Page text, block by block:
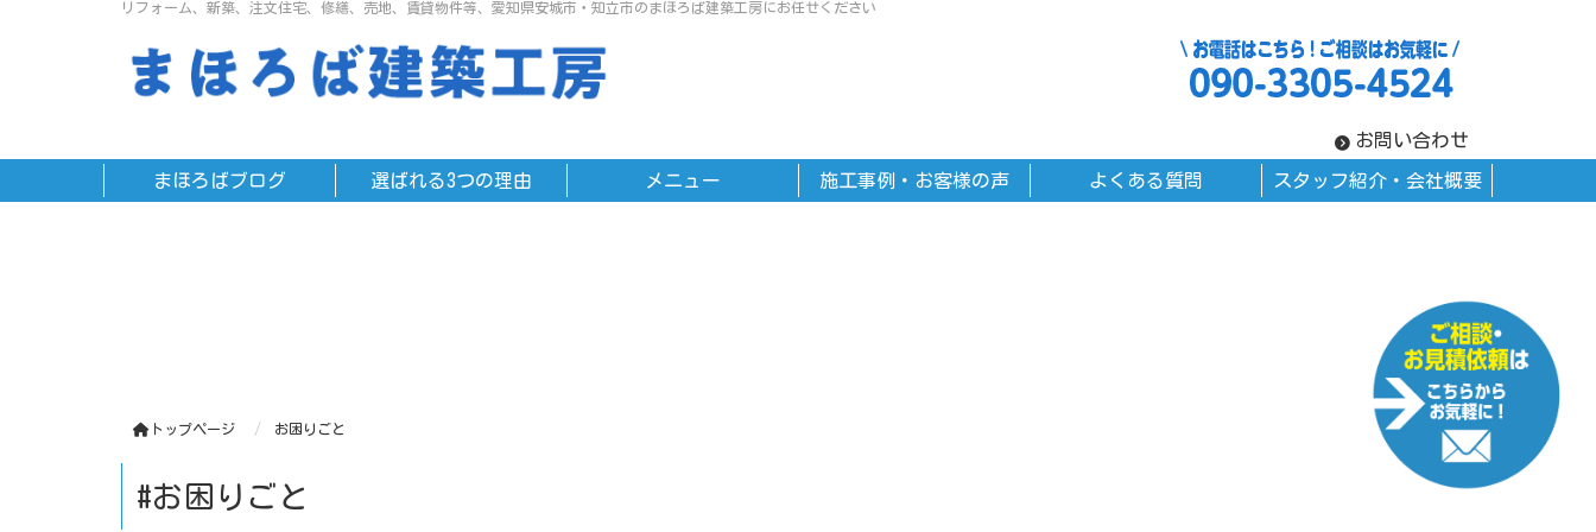
リフォーム、新築、注文住宅、修繕、売地、賃貸物件等、愛知県安城市・知立市のまほろば建築工房にお任せください
お問い合わせ
まほろばブログ 選ばれる3つの理由 メニュー 施工事例・お客様の声 よくある質問 スタッフ紹介・会社概要
トップページ お困りごと
#お困りごと